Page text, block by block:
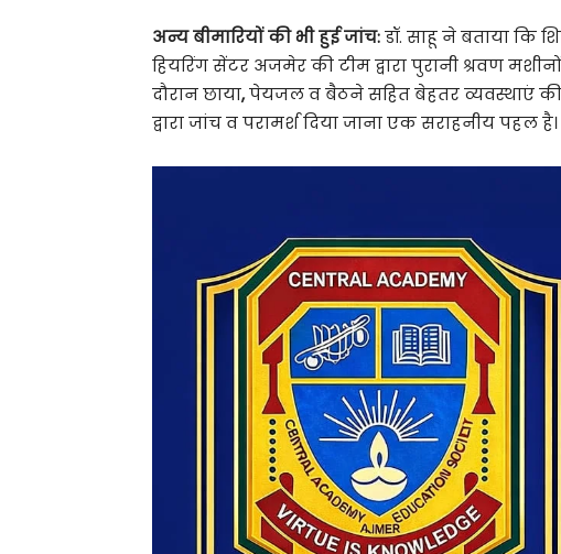
अन्य बीमारियों की भी हुई जांच:डॉ. साहू ने बताया कि
हियरिंग सेंटर अजमेर की टीम द्वारा पुरानी श्रवण
दौरान छाया,पेयजल व बैठने सहित बेहतर व्यवस्थाएं की
द्वारा जांच व परामर्श दिया जाना एक सराहनीय पहल है।